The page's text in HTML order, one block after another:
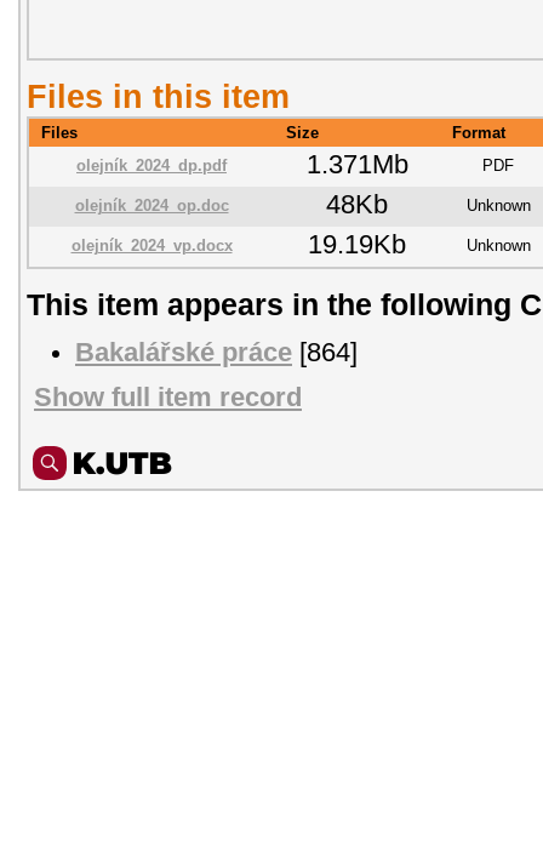
Files in this item
Files Size
Format
olejník_2024_dp.pdf
1.371Mb PDF
olejník_2024_op.doc 48Kb Unknown
olejník_2024_vp.docx 19.19Kb Unknown
This item appears in the following
Bakalářské práce [864]
Show full item record